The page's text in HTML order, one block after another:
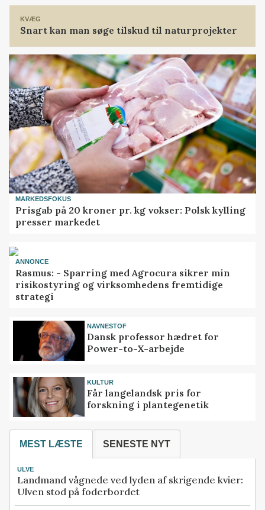
KVÆG
Snart kan man søge tilskud til naturprojekter
MARKEDSFOKUS
Prisgab på 20 kroner pr. kg vokser: Polsk kylling
presser markedet
ANNONCE
Rasmus: - Sparring med Agrocura sikrer min
risikostyring og virksomhedens fremtidige
strategi
NAVNESTOF
Dansk professor hædret for
Power-to-X-arbejde
KULTUR
Får langelandsk pris for
forskning i plantegenetik
MEST LÆSTE SENESTE NYT
ULVE
Landmand vågnede ved lyden af skrigende kvier:
Ulven stod på foderbordet